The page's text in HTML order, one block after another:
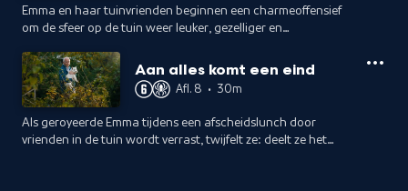
Emma en haar tuinvrienden beginnen een charmeoffensief
om de sfeer op de tuin weer leuker, gezelliger en
van wraak.
Aan alles komt een eind
Afl. 8 • 30m
Als geroyeerde Emma tijdens een afscheidslunch door
vrienden in de tuin wordt verrast, twijfelt ze: deelt ze het